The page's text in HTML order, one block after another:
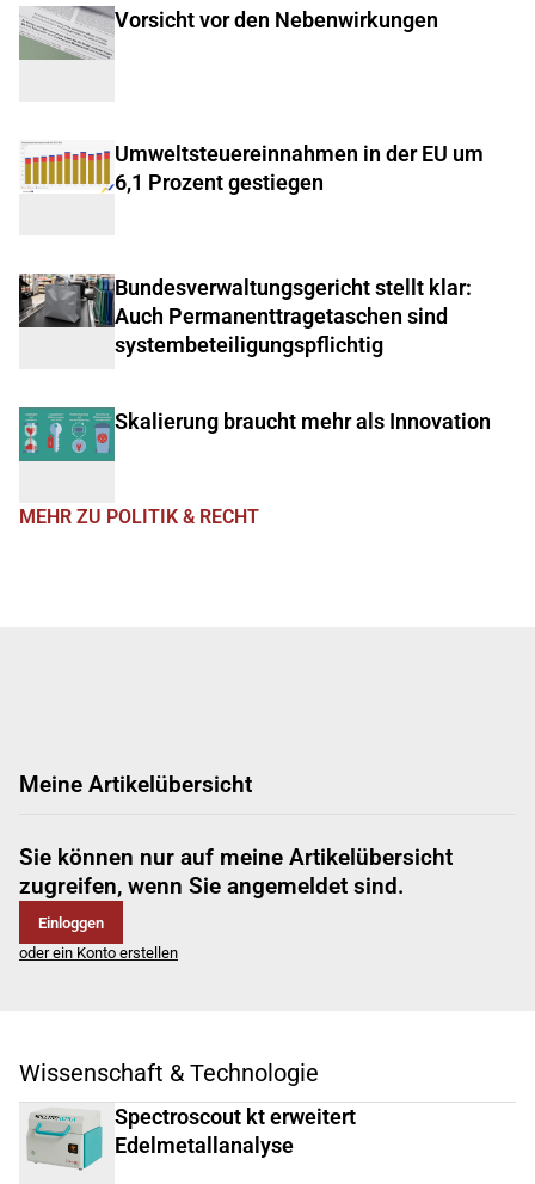
Vorsicht vor den Nebenwirkungen
Umweltsteuereinnahmen in der EU um
6,1 Prozent gestiegen
Bundesverwaltungsgericht stellt klar:
Auch Permanenttragetaschen sind
systembeteiligungspflichtig
Skalierung braucht mehr als Innovation
MEHR ZU POLITIK & RECHT
Meine Artikelübersicht
Sie können nur auf meine Artikelübersicht
zugreifen, wenn Sie angemeldet sind.
Einloggen
oder ein Konto erstellen
Wissenschaft & Technologie
Spectroscout kt erweitert
Edelmetallanalyse